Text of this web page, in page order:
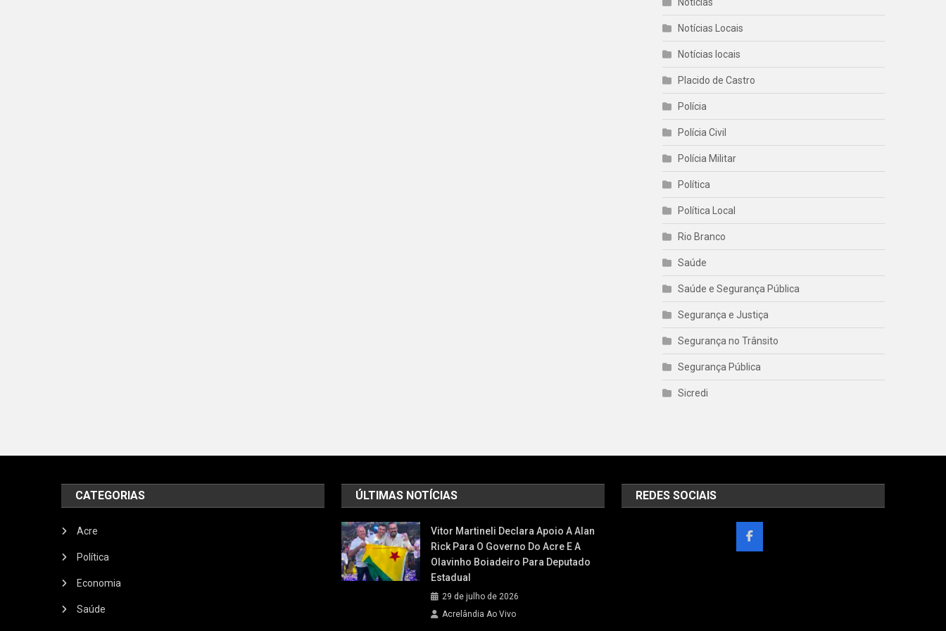
Notícias Locais
Notícias locais
Placido de Castro
Polícia
Polícia Civil
Polícia Militar
Política
Política Local
Rio Branco
Saúde
Saúde e Segurança Pública
Segurança e Justiça
Segurança no Trânsito
Segurança Pública
Sicredi
CATEGORIAS
Acre
Política
Economia
Saúde
ÚLTIMAS NOTÍCIAS
Vitor Martineli Declara Apoio A Alan
Rick Para O Governo Do Acre E A
Olavinho Boiadeiro Para Deputado
Estadual
29 de julho de 2026
Acrelândia Ao Vivo
REDES SOCIAIS